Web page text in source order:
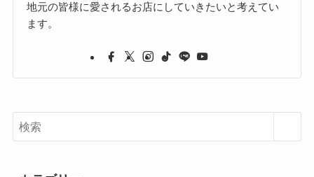
地元の皆様に愛されるお店にしていきたいと考えてい
ます。